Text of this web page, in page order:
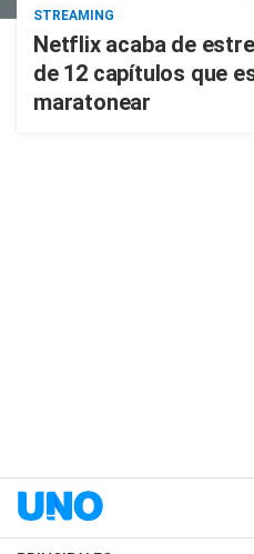
STREAMING
Netflix acaba de
de 12 capítulos que
maratonear